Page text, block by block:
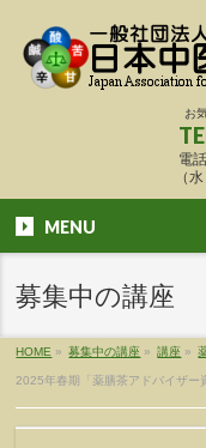
お
電
（
MENU
募集中の講座
HOME » 募集中の講座 » 講座 »
2025年春期「薬膳茶アドバイザー